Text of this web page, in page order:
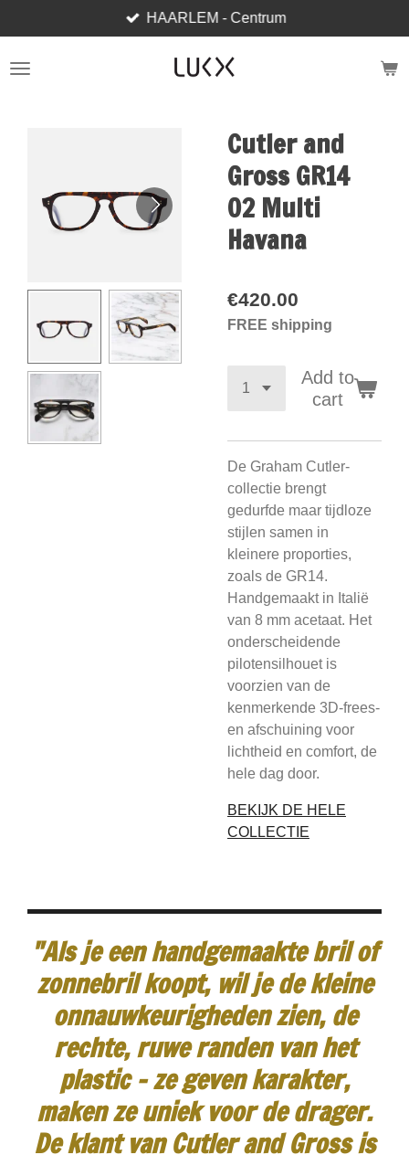
to
main
HAARLEM - Centrum
Cutler and
Gross GR14
02 Multi
Havana
€420.00
FREE shipping
Add to
cart
De Graham Cutler-
collectie brengt
gedurfde maar tijdloze
stijlen samen in
kleinere proporties,
zoals de GR14.
Handgemaakt in Italië
van 8 mm acetaat. Het
onderscheidende
pilotensilhouet is
voorzien van de
kenmerkende 3D-frees-
en afschuining voor
lichtheid en comfort, de
hele dag door.
BEKIJK DE HELE
COLLECTIE
"Als je een handgemaakte bril of
zonnebril koopt, wil je de kleine
onnauwkeurigheden zien, de
rechte, ruwe randen van het
plastic - ze geven karakter,
maken ze uniek voor de drager.
De klant van Cutler and Gross is